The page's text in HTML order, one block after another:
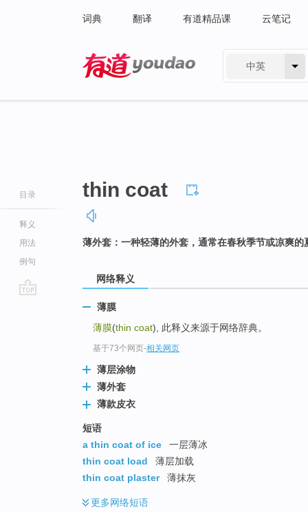
词典 翻译 有道精品课 云笔记
中英
目录
释义
用法
例句
thin coat
薄外套：一种轻薄的外套，通常在春秋季节或凉爽的
网络释义
薄膜
薄膜(thin coat), 此释义来源于网络辞典。
基于73个网页-相关网页
薄层涂物
薄外套
薄款皮衣
短语
a thin coat of ice
一层薄冰
thin coat load
薄层加载
thin coat plaster
薄抹灰
更多网络短语